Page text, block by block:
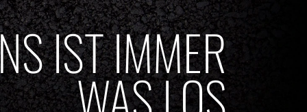
IST IMMER
WAS LOS